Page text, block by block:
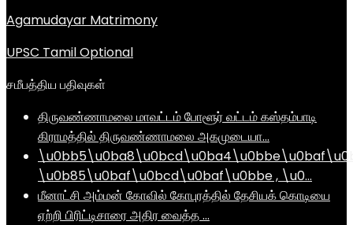
Agamudayar Matrimony
UPSC Tamil Optional
சமீபத்திய பதிவுகள்
திருவண்ணாமலை மாவட்டம் போளூர் வட்டம் கஸ்தம்பாடி
கிராமத்தில் திருவண்ணாமலை அகமுடையா…
\u0b85\u0baf\u0bcd\u0baf\u0bbe , \u0…
மீனாட்சி அம்மன் கோவில் கோபுரத்தில் தேசியக் கொடியை
ஏற்றி பிரிட்டிசாரை அதிர வைத்த …